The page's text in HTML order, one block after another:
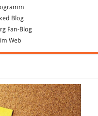
Blog
Fan-Blog
Web